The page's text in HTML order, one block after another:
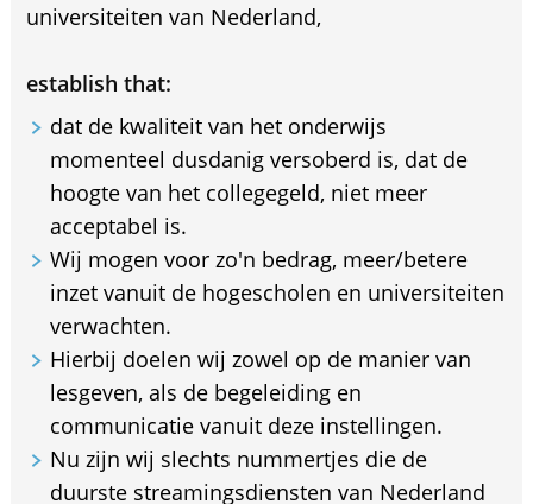
universiteiten van Nederland,
establish that:
dat de kwaliteit van het onderwijs
momenteel dusdanig versoberd is, dat de
hoogte van het collegegeld, niet meer
acceptabel is.
Wij mogen voor zo'n bedrag, meer/betere
inzet vanuit de hogescholen en universiteiten
verwachten.
Hierbij doelen wij zowel op de manier van
lesgeven, als de begeleiding en
communicatie vanuit deze instellingen.
Nu zijn wij slechts nummertjes die de
duurste streamingsdiensten van Nederland